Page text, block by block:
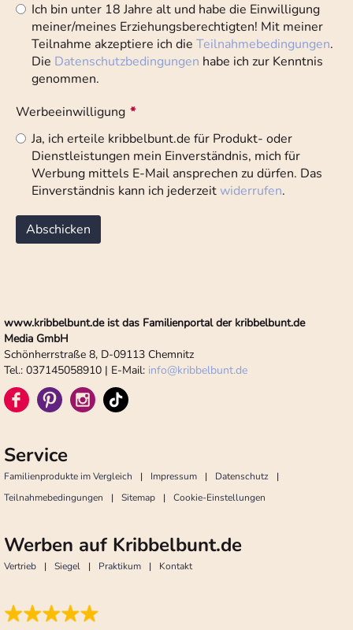
Ich bin unter 18 Jahre alt und habe die Einwilligung
meiner/meines Erziehungsberechtigten! Mit meiner
Teilnahme akzeptiere ich die Teilnahmebedingungen.
Die Datenschutzbedingungen habe ich zur Kenntnis
genommen.
Werbeeinwilligung *
Ja, ich erteile kribbelbunt.de für Produkt- oder
Dienstleistungen mein Einverständnis, mich für
Werbung mittels E-Mail ansprechen zu dürfen. Das
Einverständnis kann ich jederzeitwiderrufen.
www.kribbelbunt.de ist das Familienportal der kribbelbunt.de
Media GmbH
Schönherrstraße 8, D-09113 Chemnitz
Tel.: 037145058910 | E-Mail: info@kribbelbunt.de
Service
Familienprodukte im Vergleich Impressum
Datenschutz
Teilnahmebedingungen
Sitemap Cookie-Einstellungen
Werben auf Kribbelbunt.de
Vertrieb Siegel Praktikum Kontakt